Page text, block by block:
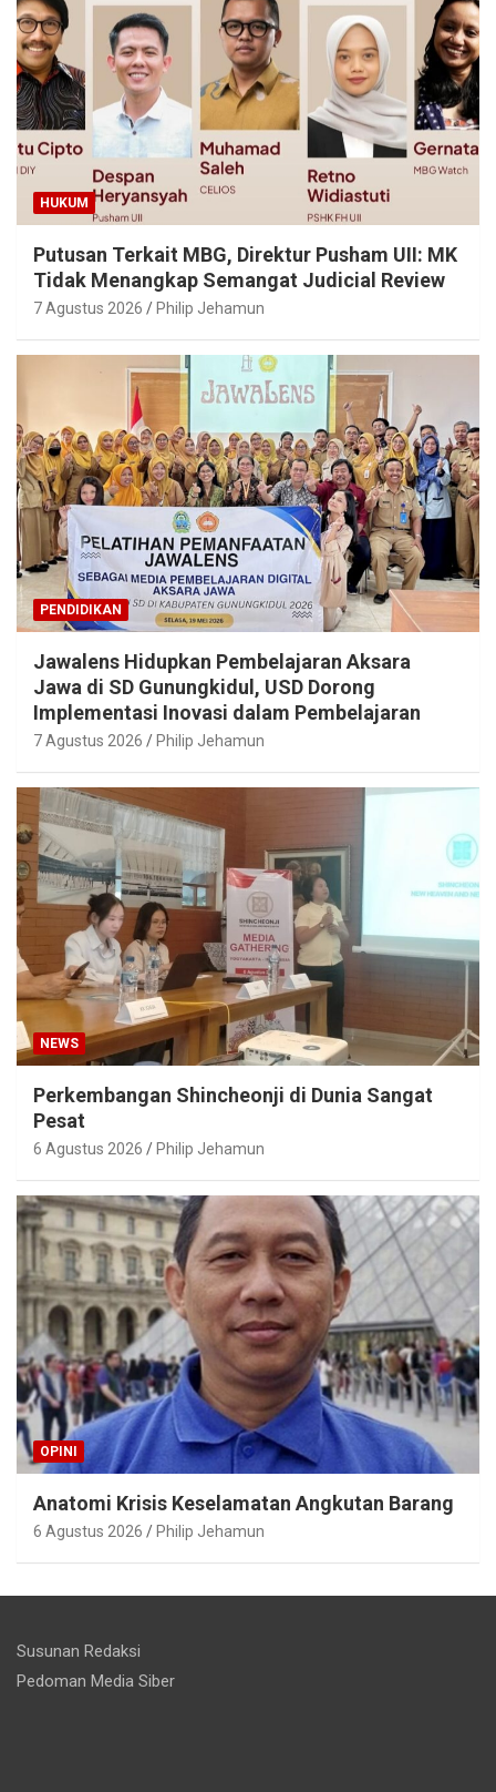
HUKUM
Putusan Terkait MBG, Direktur Pusham UII: MK
Tidak Menangkap Semangat Judicial Review
7 Agustus 2026 Philip Jehamun
PENDIDIKAN
Jawalens Hidupkan Pembelajaran Aksara
Jawa di SD Gunungkidul, USD Dorong
Implementasi Inovasi dalam Pembelajaran
7 Agustus 2026 Philip Jehamun
NEWS
Perkembangan Shincheonji di Dunia Sangat
Pesat
6 Agustus 2026 Philip Jehamun
OPINI
Anatomi Krisis Keselamatan Angkutan Barang
6 Agustus 2026 Philip Jehamun
Susunan Redaksi
Pedoman Media Siber